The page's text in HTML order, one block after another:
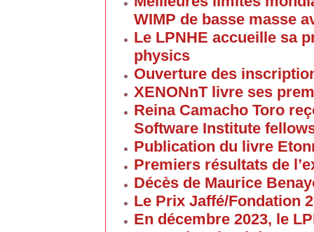
WIMP de basse masse
Le LPNHE accueille sa
physics
Ouverture des
XENONnT livre ses
Reina Camacho Toro
Software Institute
Publication du livre
Premiers résultats de
Décès de Maurice
Le Prix Jaffé/Fondation
En décembre 2023, le